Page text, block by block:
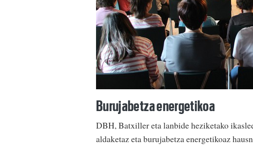
Burujabetza energetikoa
DBH, Batxiller eta lanbide heziketako
aldaketaz eta burujabetza energetikoaz